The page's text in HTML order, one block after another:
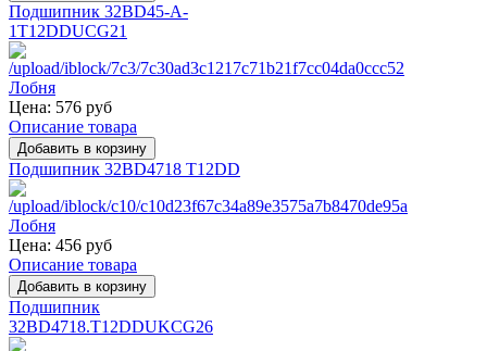
Подшипник 32BD45-A-
1T12DDUCG21
Цена: 576 руб
Описание товара
Подшипник 32BD4718 T12DD
Цена: 456 руб
Описание товара
Подшипник
32BD4718.T12DDUKCG26